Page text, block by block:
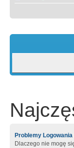
Problemy
Dlaczego nie mogę